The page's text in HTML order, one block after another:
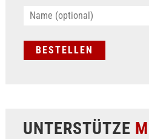
UNTERSTÜTZE